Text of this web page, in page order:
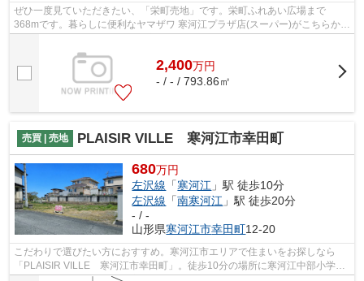
ぜひ一度見ていただきたい、「栄町売地」です。栄町ふれあい広場まで
368mです。暮らしに便利なヤマザワ 寒河江プラザ店(スーパー)がこちらから
2,400万円
- / - / 793.86㎡
売買 | 売地 PLAISIR VILLE 寒河江市幸田町
680万円
左沢線 「寒河江 」駅 徒歩10分
左沢線 「南寒河江 」駅 徒歩20分
- / -
山形県寒河江市幸田町12-20
こだわりで選びたい方におすすめ。寒河江市エリアで住まいをお探しなら
「PLAISIR VILLE 寒河江市幸田町」。徒歩10分の場所に寒河江中部小学校